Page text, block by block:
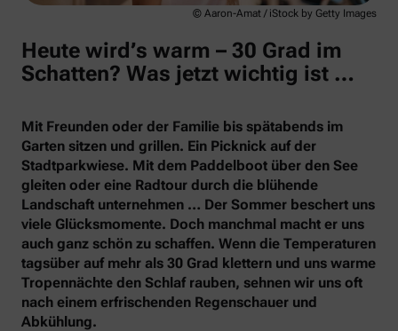
© Aaron-Amat / iStock by Getty Images
Heute wird’s warm – 30 Grad im
Schatten? Was jetzt wichtig ist …
Mit Freunden oder der Familie bis spätabends im
Garten sitzen und grillen. Ein Picknick auf der
Stadtparkwiese. Mit dem Paddelboot über den See
gleiten oder eine Radtour durch die blühende
Landschaft unternehmen … Der Sommer beschert uns
viele Glücksmomente. Doch manchmal macht er uns
auch ganz schön zu schaffen. Wenn die Temperaturen
tagsüber auf mehr als 30 Grad klettern und uns warme
Tropennächte den Schlaf rauben, sehnen wir uns oft
nach einem erfrischenden Regenschauer und
Abkühlung.